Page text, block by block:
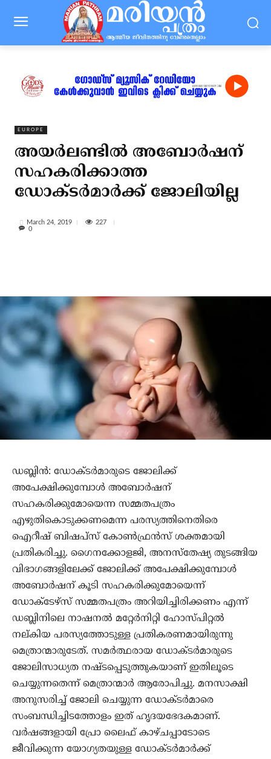
EUROPE
അയര്‍ലണ്ടില്‍ അബോര്‍ഷന്
സഹകരിക്കാത്ത
ഡോക്ടര്‍മാര്‍ക്ക് ജോലിയില്ല
March 24, 2019
227
0
ഡബ്ലിന്‍: ഡോക്ടര്‍മാരുടെ ജോലിക്ക്
അപേക്ഷിക്കുമ്പോള്‍ അബോര്‍ഷന്
സഹകരിക്കുമോയെന്ന സമ്മതപത്രം
എഴുതികൊടുക്കണമെന്ന പരസ്യത്തിനെതിരെ
ഐറീഷ് ബിഷപ്‌സ് കോണ്‍ഫ്രന്‍സ് ശക്തമായി
പ്രതികരിച്ചു. ഗൈനക്കോളജി, അനസ്‌തേഷ്യ തുടങ്ങിയ
വിഭാഗങ്ങളിലേക്ക് ജോലിക്ക് അപേക്ഷിക്കുമ്പോള്‍
അബോര്‍ഷന് കൂടി സഹകരിക്കുമോയെന്ന്
ഡോക്ടേഴ്‌സ് സമ്മതപത്രം അറിയിച്ചിരിക്കണം എന്ന്
ഡബ്ലിനിലെ നാഷനല്‍ മറ്റേര്‍നിറ്റി ഹോസ്പിറ്റല്‍
നല്കിയ പരസ്യത്തോടുള്ള പ്രതികരണമായിരുന്നു
മെത്രാന്മാരുടേത്. സമര്‍ത്ഥരായ ഡോക്ടര്‍മാരുടെ
ജോലിസാധ്യത നഷ്ടപ്പെടുത്തുകയാണ് ഇതിലൂടെ
ചെയ്യുന്നതെന്ന് മെത്രാന്മാര്‍ ആരോപിച്ചു. മനസാക്ഷി
അനുസരിച്ച് ജോലി ചെയ്യുന്ന ഡോക്ടര്‍മാരെ
സംബന്ധിച്ചിടത്തോളം ഇത് ഹൃദയഭേദകമാണ്.
വര്‍ഷങ്ങളായി പ്രോ ലൈഫ് കാഴ്ചപ്പാടോടെ
ജീവിക്കുന്ന യോഗ്യതയുള്ള ഡോക്ടര്‍മാര്‍ക്ക്